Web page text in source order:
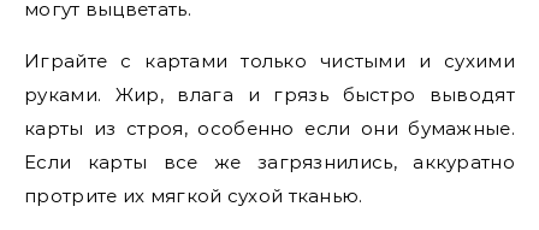
могут выцветать.
Играйте с картами только чистыми и сухими
руками. Жир, влага и грязь быстро выводят
карты из строя, особенно если они бумажные.
Если карты все же загрязнились, аккуратно
протрите их мягкой сухой тканью.